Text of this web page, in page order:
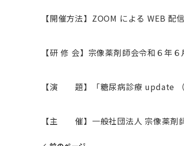
【開催方法】ZOOM による WEB 配信
【研 修 会】宗像薬剤師会令和６年
【演 題】「糖尿病診療 update （
【主 催】一般社団法人 宗像薬剤